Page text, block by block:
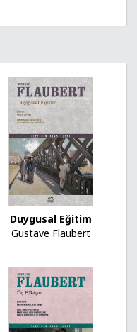
Duygusal Eğitim
Gustave Flaubert